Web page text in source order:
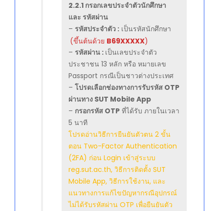
2.2.1 กรอกเลขประจำตัวนักศึกษา
และ รหัสผ่าน
– รหัสประจำตัว : เป็นรหัสนักศึกษา
(ขึ้นต้นด้วย B69XXXXX)
– รหัสผ่าน : เป็นเลขประจำตัว
ประชาชน 13 หลัก หรือ หมายเลข
Passport กรณีเป็นชาวต่างประเทศ
– โปรดเลือกช่องทางการรับรหัส OTP
ผ่านทาง SUT Mobile App
– กรอกรหัส OTP ที่ได้รับ ภายในเวลา
5 นาที
โปรดอ่านวิธีการยืนยันตัวตน 2 ขั้น
ตอน Two-Factor Authentication
(2FA) ก่อน Login เข้าสู่ระบบ
reg.sut.ac.th, วิธีการติดตั้ง SUT
Mobile App, วิธีการใช้งาน, และ
แนวทางการแก้ไขปัญหากรณีอุปกรณ์
ไม่ได้รับรหัสผ่าน OTP เพื่อยืนยันตัว